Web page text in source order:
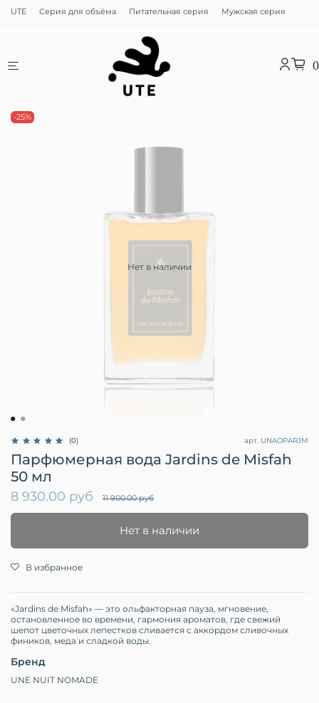
UTE Серия для объёма Питательная серия Мужская серия
0
Нет в наличии
-25%
(0) арт. UNAOPARJM
Парфюмерная вода Jardins de Misfah
50 мл
8 930.00 руб 11 900.00 руб
Нет в наличии
В избранное
«Jardins de Misfah» — это ольфакторная пауза, мгновение,
остановленное во времени, гармония ароматов, где свежий
шепот цветочных лепестков сливается с аккордом сливочных
фиников, меда и сладкой воды.
Бренд
UNE NUIT NOMADE